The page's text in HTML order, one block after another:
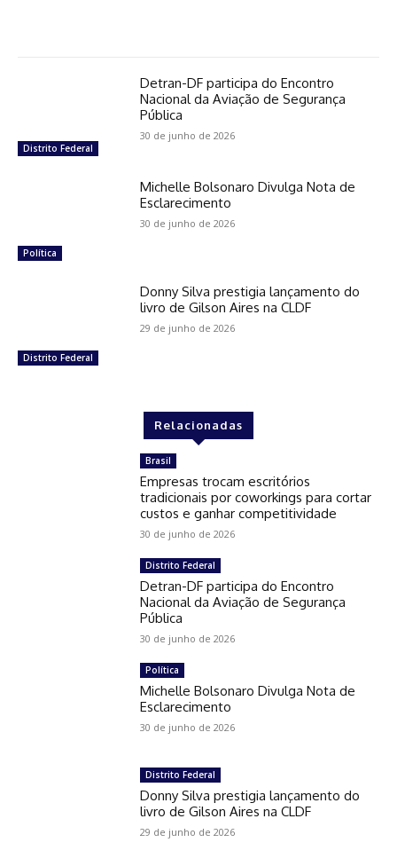
Distrito Federal
Detran-DF participa do Encontro
Nacional da Aviação de Segurança
Pública
30 de junho de 2026
Política
Michelle Bolsonaro Divulga Nota de
Esclarecimento
30 de junho de 2026
Distrito Federal
Donny Silva prestigia lançamento do
livro de Gilson Aires na CLDF
29 de junho de 2026
Relacionadas
Brasil
Empresas trocam escritórios
tradicionais por coworkings para cortar
custos e ganhar competitividade
30 de junho de 2026
Distrito Federal
Detran-DF participa do Encontro
Nacional da Aviação de Segurança
Pública
30 de junho de 2026
Política
Michelle Bolsonaro Divulga Nota de
Esclarecimento
30 de junho de 2026
Distrito Federal
Donny Silva prestigia lançamento do
livro de Gilson Aires na CLDF
29 de junho de 2026